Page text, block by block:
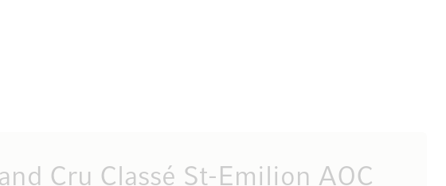
Cru Classé St-Emilion AOC